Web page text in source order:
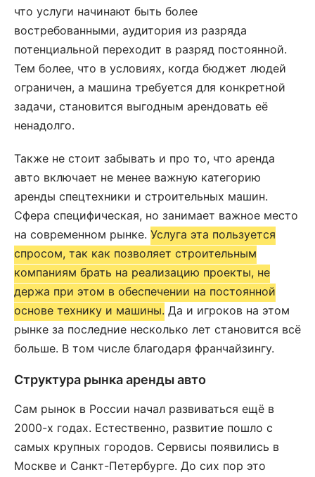
что услуги начинают быть более
востребованными, аудитория из разряда
потенциальной переходит в разряд постоянной.
Тем более, что в условиях, когда бюджет людей
ограничен, а машина требуется для конкретной
задачи, становится выгодным арендовать её
ненадолго.
Также не стоит забывать и про то, что аренда
авто включает не менее важную категорию
аренды спецтехники и строительных машин.
Сфера специфическая, но занимает важное место
на современном рынке. Услуга эта пользуется
спросом, так как позволяет строительным
компаниям брать на реализацию проекты, не
держа при этом в обеспечении на постоянной
основе технику и машины. Да и игроков на этом
рынке за последние несколько лет становится всё
больше. В том числе благодаря франчайзингу.
Структура рынка аренды авто
Сам рынок в России начал развиваться ещё в
2000-х годах. Естественно, развитие пошло с
самых крупных городов. Сервисы появились в
Москве и Санкт-Петербурге. До сих пор это